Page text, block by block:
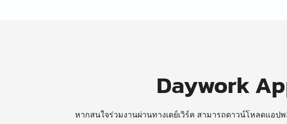
Daywork
หากสนใจร่วมงานผ่านทางเดย์เวิร์ค สามารถดาวน์โหลดแอป